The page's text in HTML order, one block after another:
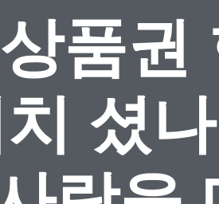
품권
셨